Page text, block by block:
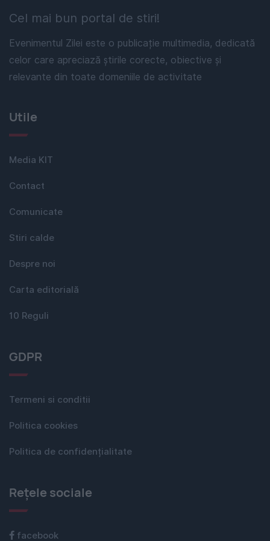
Cel mai bun portal de stiri!
Evenimentul Zilei este o publicație multimedia, dedicată
celor care apreciază știrile corecte, obiective și
relevante din toate domeniile de activitate
Utile
Media KIT
Contact
Comunicate
Stiri calde
Despre noi
Carta editorială
10 Reguli
GDPR
Termeni si conditii
Politica cookies
Politica de confidențialitate
Rețele sociale
facebook